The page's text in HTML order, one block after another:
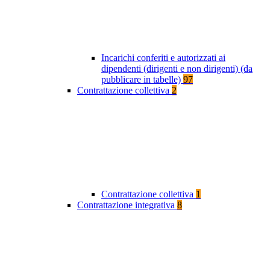
Incarichi conferiti e autorizzati ai
dipendenti (dirigenti e non dirigenti) (da
pubblicare in tabelle) 97
Contrattazione collettiva 2
Contrattazione collettiva 1
Contrattazione integrativa 8